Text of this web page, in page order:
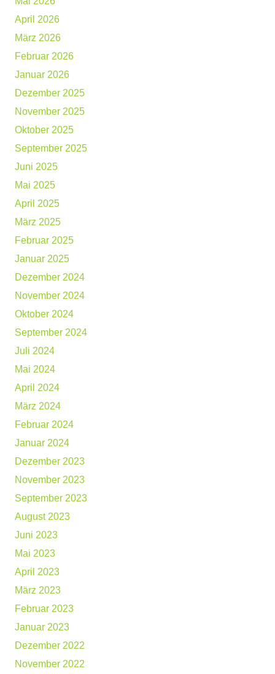
April 2026
März 2026
Februar 2026
Januar 2026
Dezember 2025
November 2025
Oktober 2025
September 2025
Juni 2025
Mai 2025
April 2025
März 2025
Februar 2025
Januar 2025
Dezember 2024
November 2024
Oktober 2024
September 2024
Juli 2024
Mai 2024
April 2024
März 2024
Februar 2024
Januar 2024
Dezember 2023
November 2023
September 2023
August 2023
Juni 2023
Mai 2023
April 2023
März 2023
Februar 2023
Januar 2023
Dezember 2022
November 2022